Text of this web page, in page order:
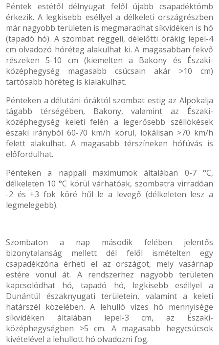
Péntek estétől délnyugat felől újabb csapadéktömb
érkezik. A legkisebb eséllyel a délkeleti országrészben
már nagyobb területen is megmaradhat síkvidéken is hó
(tapadó hó). A szombat reggeli, délelőtti órákig lepel-4
cm olvadozó hóréteg alakulhat ki. A magasabban fekvő
részeken 5-10 cm (kiemelten a Bakony és Északi-
középhegység magasabb csúcsain akár >10 cm)
tartósabb hóréteg is kialakulhat.
Pénteken a délutáni óráktól szombat estig az Alpokalja
tágabb térségében, Bakony, valamint az Északi-
középhegység keleti felén a legerősebb széllökések
északi irányból 60-70 km/h körül, lokálisan >70 km/h
felett alakulhat. A magasabb térszíneken hófúvás is
előfordulhat.
Pénteken a nappali maximumok általában 0-7 °C,
délkeleten 10 °C körül várhatóak, szombatra virradóan
-2 és +3 fok köré hűl le a levegő (délkeleten lesz a
legmelegebb).
Szombaton a nap második felében jelentős
bizonytalanság mellett dél felől ismételten egy
csapadékzóna érheti el az országot, mely vasárnap
estére vonul át. A rendszerhez nagyobb területen
kapcsolódhat hó, tapadó hó, legkisebb eséllyel a
Dunántúl északnyugati területein, valamint a keleti
határszél közelében. A lehulló vizes hó mennyisége
síkvidéken általában lepel-3 cm, az Északi-
középhegységben >5 cm. A magasabb hegycsúcsok
kivételével a lehullott hó olvadozni fog.